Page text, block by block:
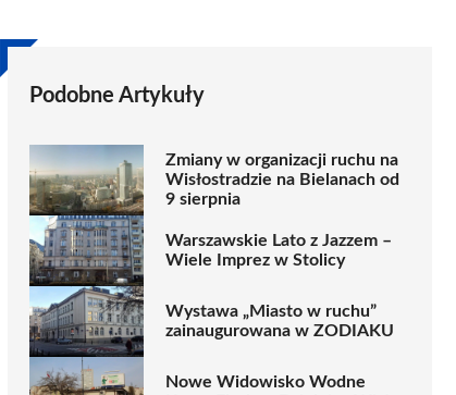
Podobne Artykuły
Zmiany w organizacji ruchu na
Wisłostradzie na Bielanach od
9 sierpnia
Warszawskie Lato z Jazzem –
Wiele Imprez w Stolicy
Wystawa „Miasto w ruchu”
zainaugurowana w ZODIAKU
Nowe Widowisko Wodne